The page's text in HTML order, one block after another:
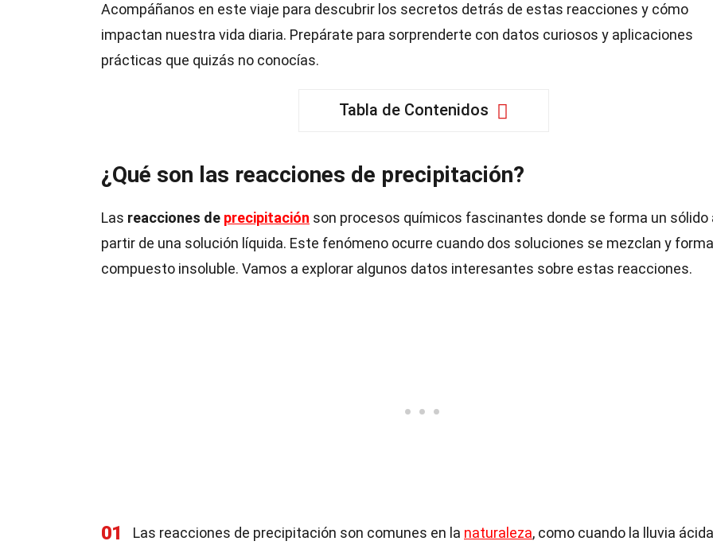
Acompáñanos en este viaje para descubrir los secretos detrás de estas reacciones y cómo
impactan nuestra vida diaria. Prepárate para sorprenderte con datos curiosos y aplicaciones
prácticas que quizás no conocías.
Tabla de Contenidos
¿Qué son las reacciones de precipitación?
Las reacciones de precipitación son procesos químicos fascinantes donde se forma un sólido
partir de una solución líquida. Este fenómeno ocurre cuando dos soluciones se mezclan y
compuesto insoluble. Vamos a explorar algunos datos interesantes sobre estas reacciones.
01 Las reacciones de precipitación son comunes en la naturaleza, como cuando la lluvia ácida